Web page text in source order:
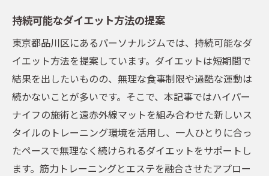
持続可能なダイエット方法の提案
東京都品川区にあるパーソナルジムでは、持続可能なダ
イエット方法を提案しています。ダイエットは短期間で
結果を出したいものの、無理な食事制限や過酷な運動は
続かないことが多いです。そこで、本記事ではハイパー
ナイフの施術と遠赤外線マットを組み合わせた新しいス
タイルのトレーニング環境を活用し、一人ひとりに合っ
たペースで無理なく続けられるダイエットをサポートし
ます。筋力トレーニングとエステを融合させたアプロー